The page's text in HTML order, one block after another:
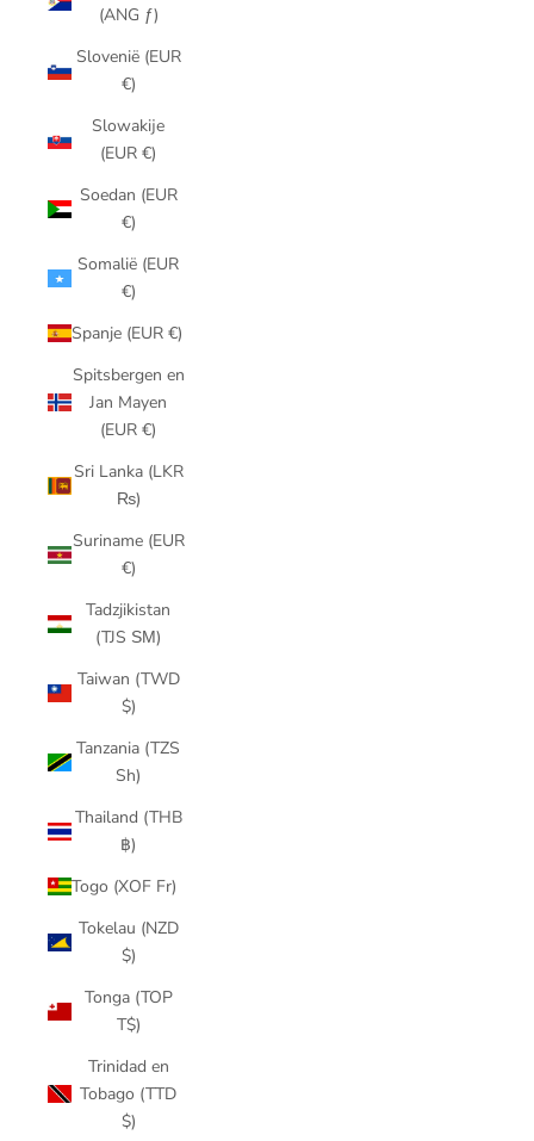
(ANG ƒ)
Slovenië (EUR
€)
Slowakije
(EUR €)
Soedan (EUR
€)
Somalië (EUR
€)
Spanje (EUR €)
Spitsbergen en
Jan Mayen
(EUR €)
Sri Lanka (LKR
₨)
Suriname (EUR
€)
Tadzjikistan
(TJS ЅМ)
Taiwan (TWD
$)
Tanzania (TZS
Sh)
Thailand (THB
฿)
Togo (XOF Fr)
Tokelau (NZD
$)
Tonga (TOP
T$)
Trinidad en
Tobago (TTD
$)